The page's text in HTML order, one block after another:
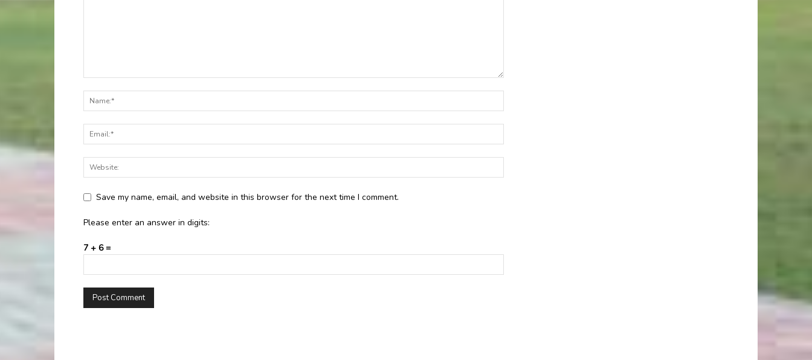
Save my name, email, and website in this browser for the next time I comment.
Please enter an answer in digits:
7 + 6 =